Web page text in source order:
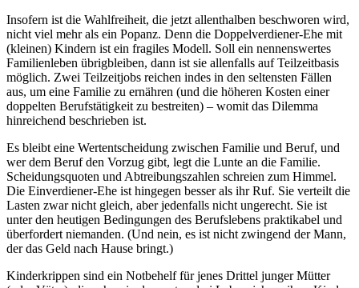
Insofern ist die Wahlfreiheit, die jetzt allenthalben beschworen wird,
nicht viel mehr als ein Popanz. Denn die Doppelverdiener-Ehe mit
(kleinen) Kindern ist ein fragiles Modell. Soll ein nennenswertes
Familienleben übrigbleiben, dann ist sie allenfalls auf Teilzeitbasis
möglich. Zwei Teilzeitjobs reichen indes in den seltensten Fällen
aus, um eine Familie zu ernähren (und die höheren Kosten einer
doppelten Berufstätigkeit zu bestreiten) – womit das Dilemma
hinreichend beschrieben ist.
Es bleibt eine Wertentscheidung zwischen Familie und Beruf, und
wer dem Beruf den Vorzug gibt, legt die Lunte an die Familie.
Scheidungsquoten und Abtreibungszahlen schreien zum Himmel.
Die Einverdiener-Ehe ist hingegen besser als ihr Ruf. Sie verteilt die
Lasten zwar nicht gleich, aber jedenfalls nicht ungerecht. Sie ist
unter den heutigen Bedingungen des Berufslebens praktikabel und
überfordert niemanden. (Und nein, es ist nicht zwingend der Mann,
der das Geld nach Hause bringt.)
Kinderkrippen sind ein Notbehelf für jenes Drittel junger Mütter